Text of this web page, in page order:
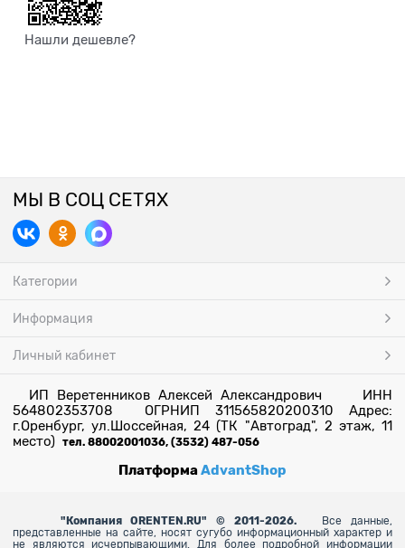
Нашли дешевле?
МЫ В СОЦ СЕТЯХ
Категории
Информация
Личный кабинет
ИП Веретенников Алексей Александрович ИНН
564802353708 ОГРНИП 311565820200310 Адрес:
г.Оренбург, ул.Шоссейная, 24 (ТК "Автоград", 2 этаж, 11
место) тел. 88002001036, (3532) 487-056
ПлатформаAdvantShop
" Компания ORENTEN.RU" © 2011-2026.
Все данные,
представленные на сайте, носят сугубо информационный характер и
не являются исчерпывающими. Для более подробной информации